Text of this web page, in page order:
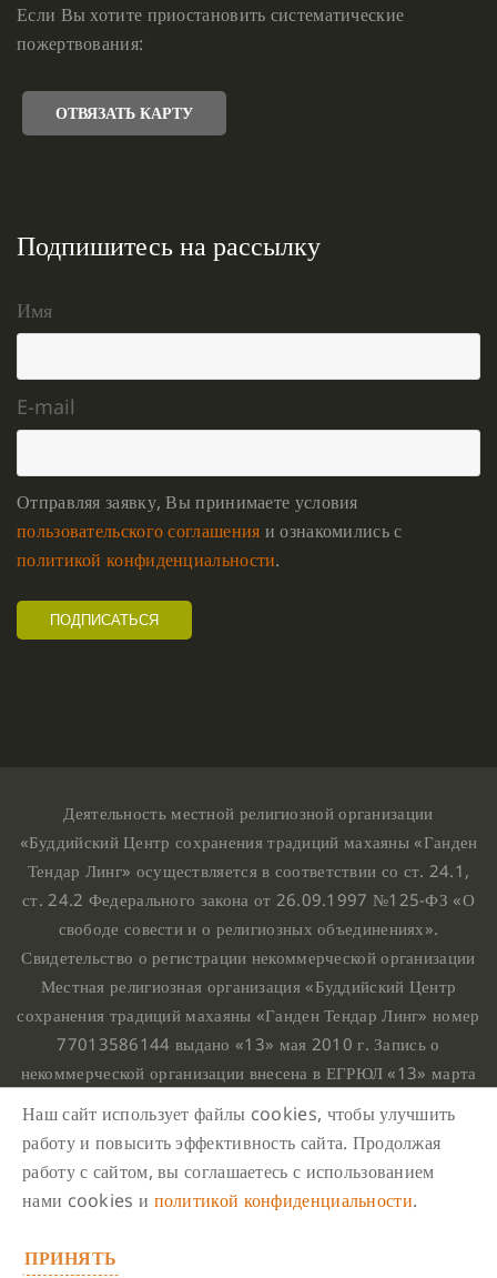
Если Вы хотите приостановить систематические
пожертвования:
ОТВЯЗАТЬ КАРТУ
Подпишитесь на рассылку
Имя
E-mail
Отправляя заявку, Вы принимаете условия
пользовательского соглашения и ознакомились с
политикой конфиденциальности.
Деятельность местной религиозной организации
«Буддийский Центр сохранения традиций махаяны «Ганден
Тендар Линг» осуществляется в соответствии со ст. 24.1,
ст. 24.2 Федерального закона от 26.09.1997 №125-ФЗ «О
свободе совести и о религиозных объединениях».
Свидетельство о регистрации некоммерческой организации
Местная религиозная организация «Буддийский Центр
сохранения традиций махаяны «Ганден Тендар Линг» номер
77013586144 выдано «13» мая 2010 г. Запись о
некоммерческой организации внесена в ЕГРЮЛ «13» марта
номером 1107799015708.
Ганден Тендар Линг © 2020 Все права защищены
Наш адрес : г. Москва, Нахимовский проспект, 32. Этаж
10, каб.1023,
Наш сайт использует файлы cookies, чтобы улучшить
работу и повысить эффективность сайта. Продолжая
работу с сайтом, вы соглашаетесь с использованием
нами cookies и политикой конфиденциальности.
ПРИНЯТЬ